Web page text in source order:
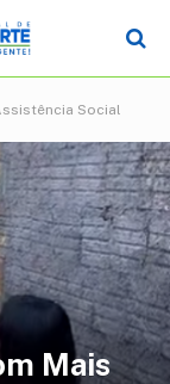
Social
Mais